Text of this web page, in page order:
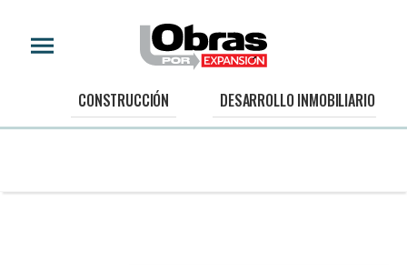
CONSTRUCCIÓN DESARROLLO INMOBILIARIO